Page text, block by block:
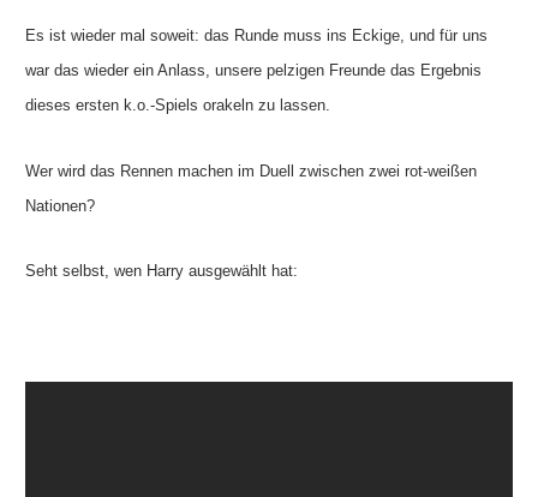
Es ist wieder mal soweit: das Runde muss ins Eckige, und für uns
war das wieder ein Anlass, unsere pelzigen Freunde das Ergebnis
dieses ersten k.o.-Spiels orakeln zu lassen.
Wer wird das Rennen machen im Duell zwischen zwei rot-weißen
Nationen?
Seht selbst, wen Harry ausgewählt hat: